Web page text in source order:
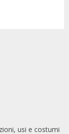
usi e costumi